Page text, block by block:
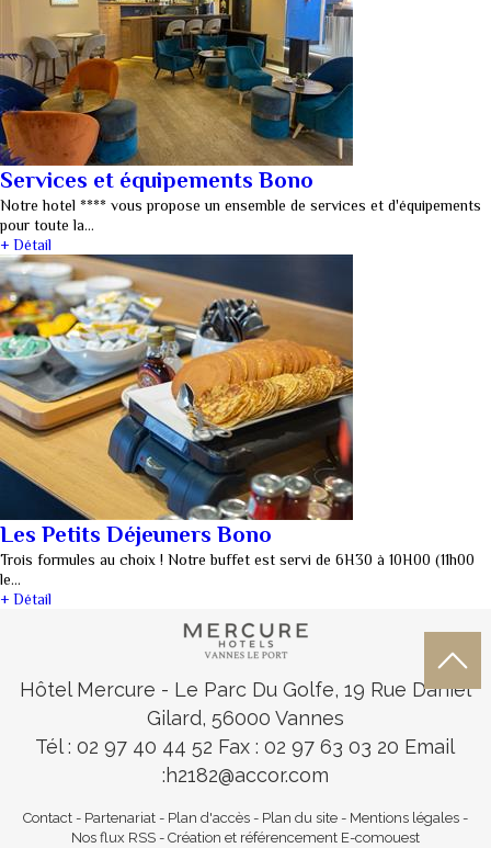
Services et équipements Bono
Notre hotel **** vous propose un ensemble de services et d'équipements
pour toute la…
+ Détail
Les Petits Déjeuners Bono
Trois formules au choix ! Notre buffet est servi de 6H30 à 10H00 (11h00
le…
+ Détail
Hôtel Mercure - Le Parc Du Golfe, 19 Rue Daniel
Gilard, 56000 Vannes
Tél : 02 97 40 44 52 Fax : 02 97 63 03 20 Email
:h2182@accor.com
Contact- Partenariat- Plan d'accès- Plan du site- Mentions légales-
Nos flux RSS- Création et référencement E-comouest